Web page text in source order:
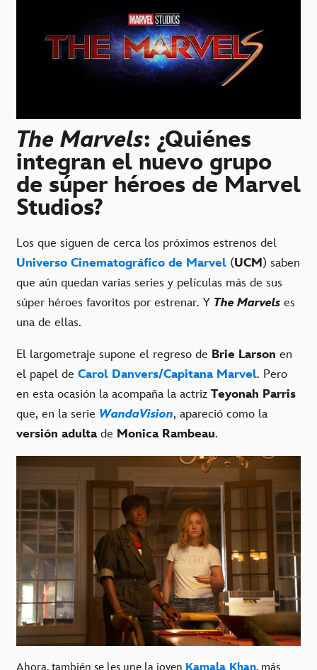
The Marvels: ¿Quiénes
integran el nuevo grupo
de súper héroes de Marvel
Studios?
Los que siguen de cerca los próximos estrenos del
Universo Cinematográfico de Marvel (UCM) saben
que aún quedan varias series y películas más de sus
súper héroes favoritos por estrenar. Y The Marvels es
una de ellas.
El largometraje supone el regreso de Brie Larson en
el papel de Carol Danvers/Capitana Marvel. Pero
en esta ocasión la acompaña la actriz Teyonah Parris
que, en la serie WandaVision, apareció como la
versión adultade Monica Rambeau.